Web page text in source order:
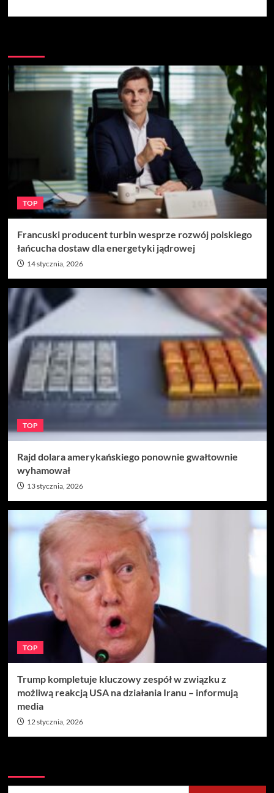
TOP
Francuski producent turbin wesprze rozwój polskiego
łańcucha dostaw dla energetyki jądrowej
14 stycznia, 2026
TOP
Rajd dolara amerykańskiego ponownie gwałtownie
wyhamował
13 stycznia, 2026
TOP
Trump kompletuje kluczowy zespół w związku z
możliwą reakcją USA na działania Iranu – informują
media
12 stycznia, 2026